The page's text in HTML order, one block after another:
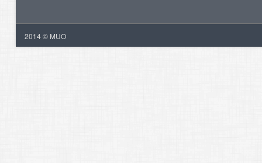
2014 © MUO